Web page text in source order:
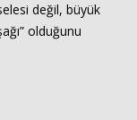
değil, büyük
olduğunu